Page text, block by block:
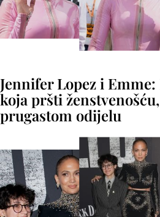
Jennifer Lopez i
koja pršti
prugastom odijelu